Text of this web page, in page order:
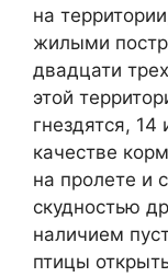
на
жилыми
двадцати
этой
гнездятся, 14
качестве
на пролете и
скудностью
наличием
птицы